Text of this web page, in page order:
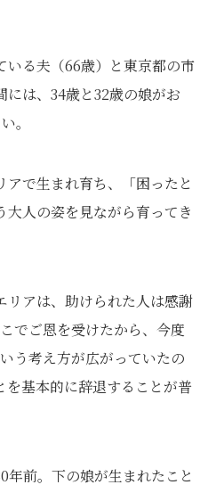
いる夫（66歳）と東京都の市
は、34歳と32歳の娘がお
。
で生まれ育ち、「困ったと
人の姿を見ながら育ってき
リアは、助けられた人は感謝
でご恩を受けたから、今度
う考え方が広がっていたの
基本的に辞退することが普
年前。下の娘が生まれたこと